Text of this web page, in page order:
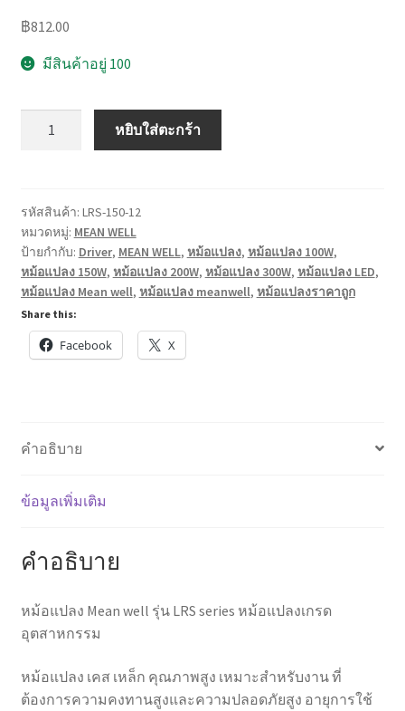
฿812.00
มีสินค้าอยู่ 100
รุ่น
LRS
ขนาด
35-
600
W
สูง
หยิบใส่ตะกร้า
รหัสสินค้า: LRS-150-12
หมวดหมู่: MEAN WELL
ป้ายกำกับ: Driver, MEAN WELL, หม้อแปลง, หม้อแปลง 100W,
หม้อแปลง 150W, หม้อแปลง 200W, หม้อแปลง 300W, หม้อแปลง LED,
หม้อแปลง Mean well, หม้อแปลง meanwell, หม้อแปลงราคาถูก
Share this:
Facebook X
คำอธิบาย
ข้อมูลเพิ่มเติม
คำอธิบาย
หม้อแปลง Mean well รุ่น LRS series หม้อแปลงเกรด
อุตสาหกรรม
หม้อแปลง เคส เหล็ก คุณภาพสูง เหมาะสำหรับงาน ที่
ต้องการความคงทานสูงและความปลอดภัยสูง อายุการใช้